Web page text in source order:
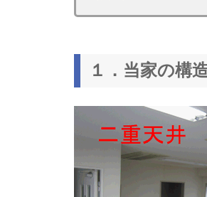
１．当家の構